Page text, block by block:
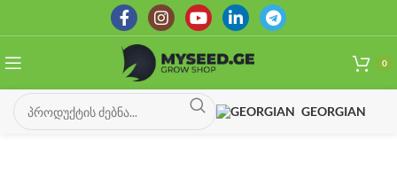
0
GEORGIAN